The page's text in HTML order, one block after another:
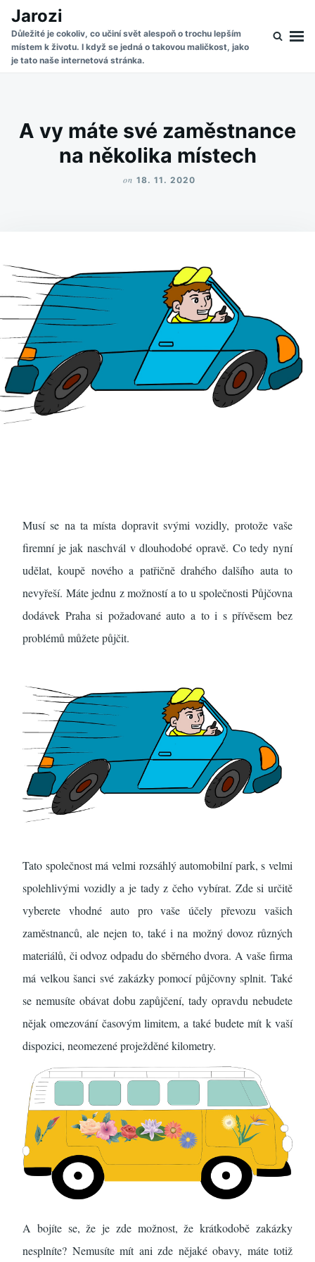
Skip
content
Search
for:
Jarozi
Důležité je cokoliv, co učiní svět alespoň o trochu lepším
místem k životu. I když se jedná o takovou maličkost, jako
je tato naše internetová stránka.
A vy máte své zaměstnance
na několika místech
on 18. 11. 2020
Musí se na ta místa dopravit svými vozidly, protože vaše
firemní je jak naschvál v dlouhodobé opravě. Co tedy nyní
udělat, koupě nového a patřičně drahého dalšího auta to
nevyřeší. Máte jednu z možností a to u společnosti Půjčovna
dodávek Praha si požadované auto a to i s přívěsem bez
problémů můžete půjčit.
Tato společnost má velmi rozsáhlý automobilní park, s velmi
spolehlivými vozidly a je tady z čeho vybírat. Zde si určitě
vyberete vhodné auto pro vaše účely převozu vašich
zaměstnanců, ale nejen to, také i na možný dovoz různých
materiálů, či odvoz odpadu do sběrného dvora. A vaše firma
má velkou šanci své zakázky pomocí půjčovny splnit. Také
se nemusíte obávat dobu zapůjčení, tady opravdu nebudete
nějak omezování časovým limitem, a také budete mít k vaší
dispozici, neomezené proježděné kilometry.
A bojíte se, že je zde možnost, že krátkodobě zakázky
nesplníte? Nemusíte mít ani zde nějaké obavy, máte totiž